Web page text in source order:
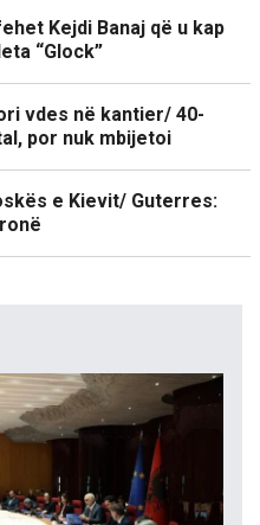
Kejdi Banaj që u kap
“Glock”
vdes në kantier/ 40-
por nuk mbijetoi
e Kievit/ Guterres: